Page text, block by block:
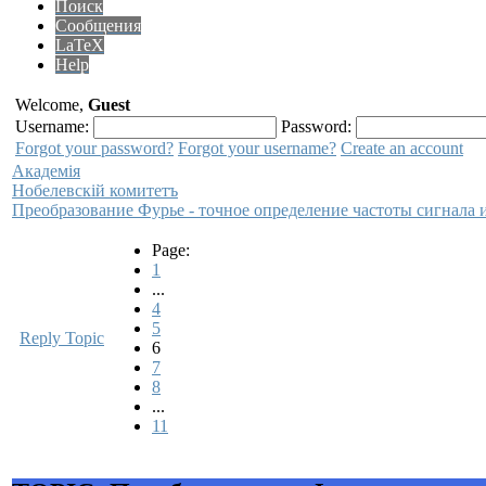
Поиск
Сообщения
LaTeX
Help
Welcome, Guest
Username:
Password:
Forgot your password? Forgot your username? Create an account
Академiя
Нобелевскiй комитетъ
Преобразование Фурье - точное определение частоты сигнала
Reply Topic
Page:
1
...
4
5
6
7
8
...
11